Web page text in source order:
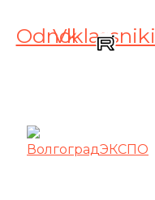
Vk
Odnoklassniki